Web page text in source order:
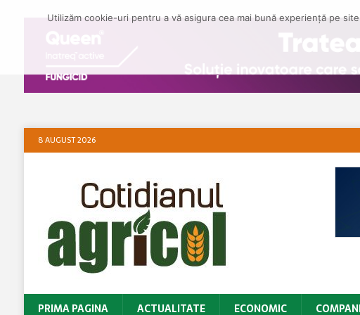
8 AUGUST 2026
PRIMA PAGINA ACTUALITATE ECONOMIC
Utilizăm cookie-uri pentru a vă asigura cea mai bună experiență pe